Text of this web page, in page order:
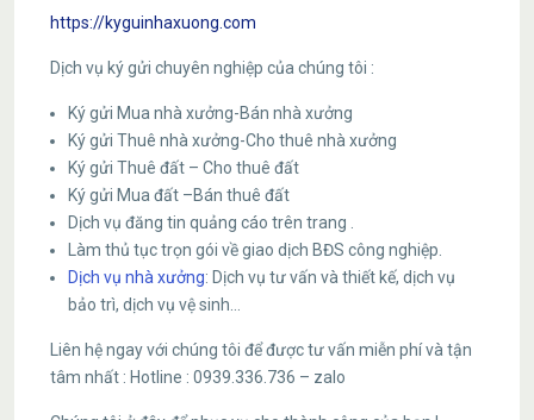
https://kyguinhaxuong.com
Dịch vụ ký gửi chuyên nghiệp của chúng tôi :
Ký gửi Mua nhà xưởng-Bán nhà xưởng
Ký gửi Thuê nhà xưởng-Cho thuê nhà xưởng
Ký gửi Thuê đất – Cho thuê đất
Ký gửi Mua đất –Bán thuê đất
Dịch vụ đăng tin quảng cáo trên trang .
Làm thủ tục trọn gói về giao dịch BĐS công nghiệp.
Dịch vụ nhà xưởng: Dịch vụ tư vấn và thiết kế, dịch vụ
bảo trì, dịch vụ vệ sinh…
Liên hệ ngay với chúng tôi để được tư vấn miễn phí và tận
tâm nhất : Hotline : 0939.336.736 – zalo